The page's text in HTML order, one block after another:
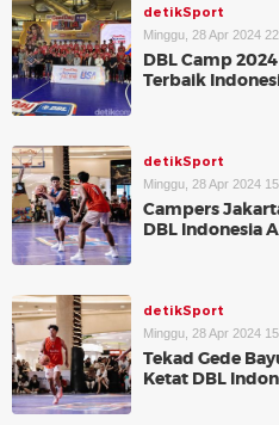
detikSport
Minggu, 28 Apr 2024
DBL Camp
Terbaik
detikSport
Minggu, 28 Apr 2024
Campers
DBL Indonesia
detikSport
Minggu, 28 Apr 2024
Tekad Gede
Ketat DBL